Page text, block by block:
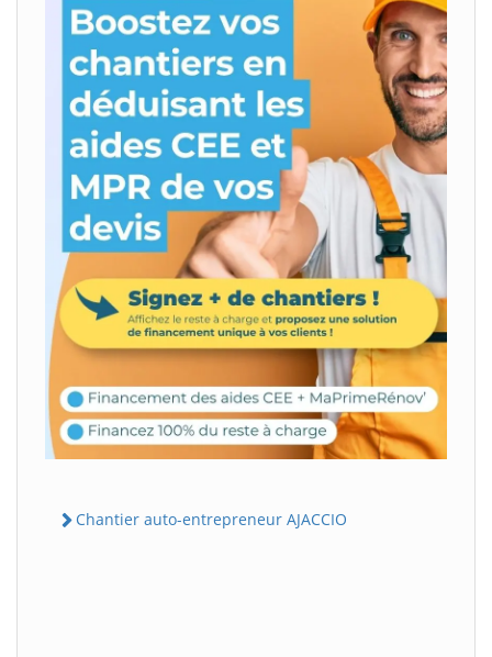
Chantier auto-entrepreneur AJACCIO